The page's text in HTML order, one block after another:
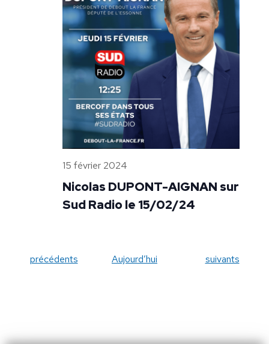
Nicolas DUPONT-AIGNAN sur
Sud Radio le 15/02/24
15 février 2024
Évènements
précédents Aujourd’hui Évènements
suivants